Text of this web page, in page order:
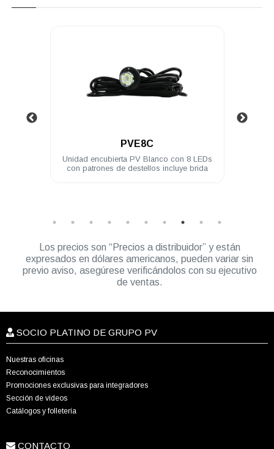
PVL4A
Modulo PV ASSAULT 4 LED 3W difusor
180° ámbar
Los precios son “Precios a distribuidor” y están
expresados en dólares americanos, pueden variar sin
previo aviso, asegúrese verificándolos con su ejecutivo
de ventas.
SOCIO PLATINO DE GRUPO PV
Nuestras oficinas
Reconocimientos
Promociones exclusivas para integradores
Sección de videos
Catálogos y folletería
CONTACTO